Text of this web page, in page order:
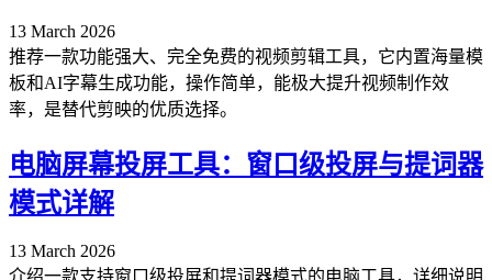
13 March 2026
推荐一款功能强大、完全免费的视频剪辑工具，它内置海量模
板和AI字幕生成功能，操作简单，能极大提升视频制作效
率，是替代剪映的优质选择。
电脑屏幕投屏工具：窗口级投屏与提词器
模式详解
13 March 2026